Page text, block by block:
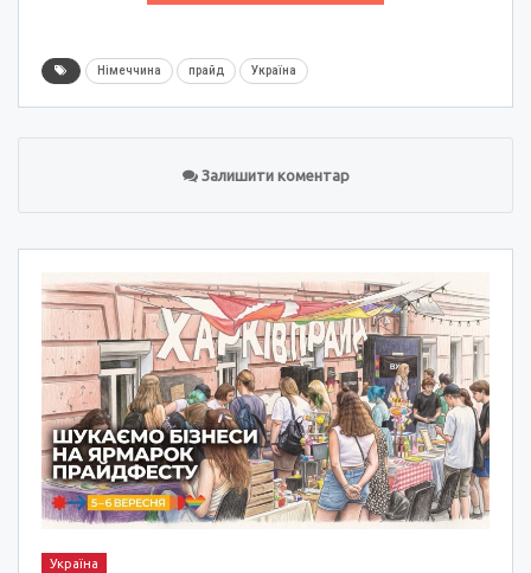
Німеччина прайд Україна
Залишити коментар
Україна